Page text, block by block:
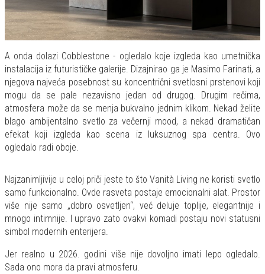
A onda dolazi Cobblestone - ogledalo koje izgleda kao umetnička
instalacija iz futurističke galerije. Dizajnirao ga je Masimo Farinati, a
njegova najveća posebnost su koncentrični svetlosni prstenovi koji
mogu da se pale nezavisno jedan od drugog. Drugim rečima,
atmosfera može da se menja bukvalno jednim klikom. Nekad želite
blago ambijentalno svetlo za večernji mood, a nekad dramatičan
efekat koji izgleda kao scena iz luksuznog spa centra. Ovo
ogledalo radi oboje.
Najzanimljivije u celoj priči jeste to što Vanità Living ne koristi svetlo
samo funkcionalno. Ovde rasveta postaje emocionalni alat. Prostor
više nije samo „dobro osvetljen“, već deluje toplije, elegantnije i
mnogo intimnije. I upravo zato ovakvi komadi postaju novi statusni
simbol modernih enterijera.
Jer realno u 2026. godini više nije dovoljno imati lepo ogledalo.
Sada ono mora da pravi atmosferu.